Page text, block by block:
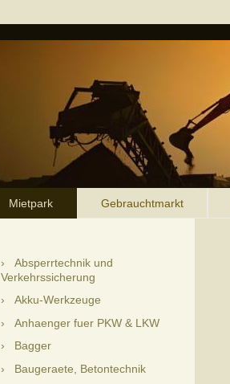
Mietpark Gebrauchtmarkt
Absperrtechnik und
Verkehrssicherung
Akku-Werkzeuge
Anhaenger fuer PKW & LKW
Bagger
Baugeraete, Betontechnik